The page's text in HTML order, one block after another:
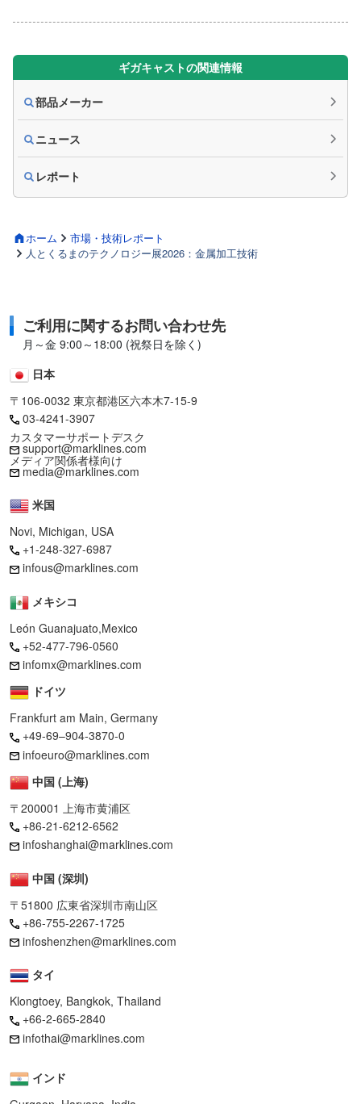
ホーム
市場・技術レポート
人とくるまのテクノロジー展2026：金属加工技術
ギガキャストの関連情報
部品メーカー
ニュース
レポート
ご利用に関するお問い合わせ先
月～金 9:00～18:00 (祝祭日を除く)
日本
〒106-0032 東京都港区六本木7-15-9
03-4241-3907
カスタマーサポートデスク
support@marklines.com
メディア関係者様向け
media@marklines.com
米国
Novi, Michigan, USA
+1-248-327-6987
infous@marklines.com
メキシコ
León Guanajuato,Mexico
+52-477-796-0560
infomx@marklines.com
ドイツ
Frankfurt am Main, Germany
+49-69–904-3870-0
infoeuro@marklines.com
中国 (上海)
〒200001 上海市黄浦区
+86-21-6212-6562
infoshanghai@marklines.com
中国 (深圳)
〒51800 広東省深圳市南山区
+86-755-2267-1725
infoshenzhen@marklines.com
タイ
Klongtoey, Bangkok, Thailand
+66-2-665-2840
infothai@marklines.com
インド